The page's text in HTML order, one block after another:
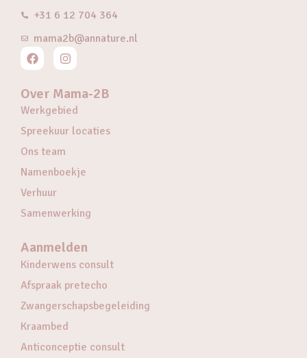
+31 6 12 704 364
mama2b@annature.nl
Over Mama-2B
Werkgebied
Spreekuur locaties
Ons team
Namenboekje
Verhuur
Samenwerking
Aanmelden
Kinderwens consult
Afspraak pretecho
Zwangerschapsbegeleiding
Kraambed
Anticonceptie consult